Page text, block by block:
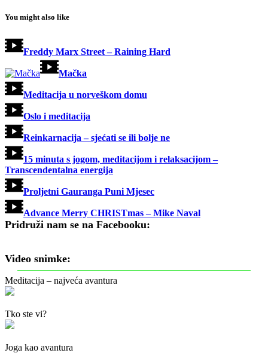
You might also like
Freddy Marx Street – Raining Hard
Mačka
Meditacija u norveškom domu
Oslo i meditacija
Reinkarnacija – sjećati se ili bolje ne
15 minuta s jogom, meditacijom i relaksacijom –
Transcendentalna energija
Proljetni Gauranga Puni Mjesec
Advance Merry CHRISTmas – Mike Naval
Pridruži nam se na Facebooku:
Video snimke:
Meditacija – najveća avantura
Tko ste vi?
Joga kao avantura